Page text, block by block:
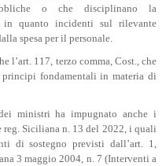
o che disciplinano la
in quanto incidenti sul rilevante
spesa per il personale.
l’art. 117, terzo comma, Cost., che
fondamentali in materia di
ministri ha impugnato anche i
reg. Siciliana n. 13 del 2022, i quali
di sostegno previsti dall’art. 1,
3 maggio 2004, n. 7 (Interventi a